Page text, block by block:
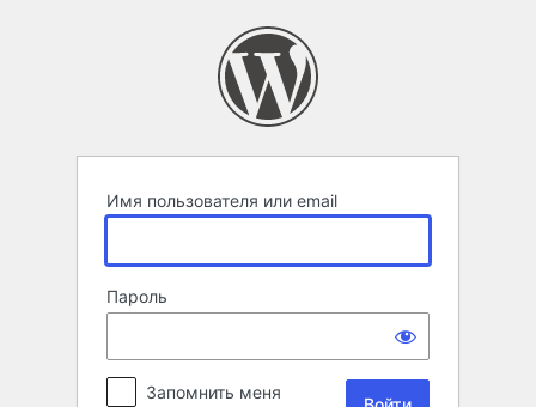
Имя пользователя или email
Пароль
Запомнить меня